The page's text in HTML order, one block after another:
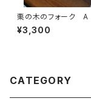
栗の木のフォーク A
¥3,300
CATEGORY